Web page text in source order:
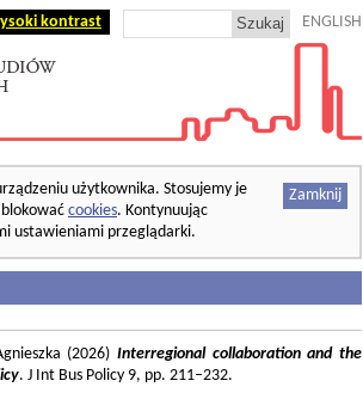
kontrast ENGLISH
Zamknij
użytkownika. Stosujemy je
cookies. Kontynuując
ustawieniami przeglądarki.
(2026) Interregional collaboration and the
. J Int Bus Policy 9, pp. 211–232.